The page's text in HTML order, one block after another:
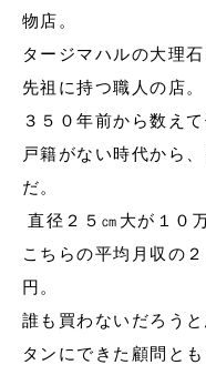
物店。
タージマハルの大理
先祖に持つ職人の店。
３５０年前から数えて
戸籍がない時代から
だ。
直径２５㎝大が１０
こちらの平均月収の
円。
誰も買わないだろう
タンにできた顧問と